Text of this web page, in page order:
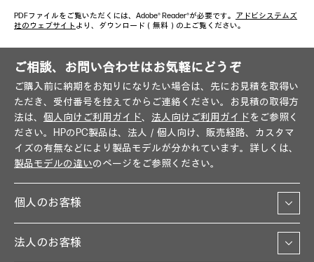
PDFファイルをご覧いただくには、Adobe® Reader®が必要です。 アドビシステムズ
社のウェブサイト より、ダウンロード（無料）の上ご覧ください。
ご相談、お問い合わせはお気軽にどうぞ
ご購入前に納期をお知りになりたい場合は、先にお見積を取得い
ただき、受付番号を控えてからご連絡ください。お見積の取得方
法は、 個人向けご利用ガイド、 法人向けご利用ガイドをご参照く
ださい。HPのPC製品は、法人／個人向け、販売経路、カスタマ
イズの有無などにより製品モデルが分かれています。詳しくは、
製品モデルの違いのページをご参照ください。
個人のお客様
法人のお客様